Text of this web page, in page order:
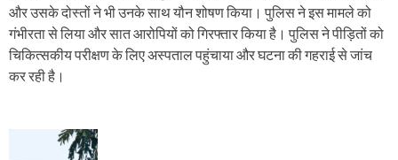
और उसके दोस्तों ने भी उनके साथ यौन शोषण किया। पुलिस ने इस मामले को
गंभीरता से लिया और सात आरोपियों को गिरफ्तार किया है। पुलिस ने पीड़ितों को
चिकित्सकीय परीक्षण के लिए अस्पताल पहुंचाया और घटना की गहराई से जांच
कर रही है।